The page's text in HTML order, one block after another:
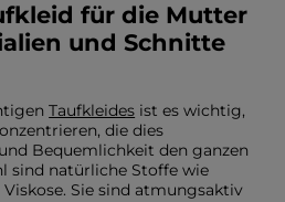
für die Mutter
und Schnitte
Taufkleides ist es wichtig,
die dies
Bequemlichkeit den ganzen
sind natürliche Stoffe wie
Sie sind atmungsaktiv